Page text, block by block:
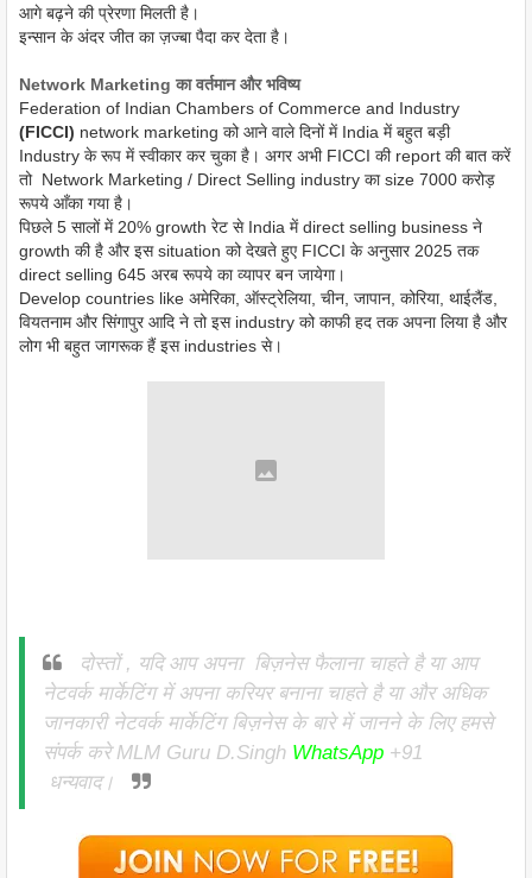
आगे बढ़ने की प्रेरणा मिलती है।
इन्सान के अंदर जीत का ज़ज्बा पैदा कर देता है।
Network Marketing का वर्तमान और भविष्य
Federation of Indian Chambers of Commerce and Industry
(FICCI) network marketing को आने वाले दिनों में India में बहुत बड़ी
Industry के रूप में स्वीकार कर चुका है। अगर अभी FICCI की report की बात करें
तो Network Marketing / Direct Selling industry का size 7000 करोड़
रूपये आँका गया है।
पिछले 5 सालों में 20% growth रेट से India में direct selling business ने
growth की है और इस situation को देखते हुए FICCI के अनुसार 2025 तक
direct selling 645 अरब रूपये का व्यापर बन जायेगा।
Develop countries like अमेरिका, ऑस्ट्रेलिया, चीन, जापान, कोरिया, थाईलैंड,
वियतनाम और सिंगापुर आदि ने तो इस industry को काफी हद तक अपना लिया है और
लोग भी बहुत जागरूक हैं इस industries से।
दोस्तों , यदि आप अपना बिज़नेस फैलाना चाहते है या आप
नेटवर्क मार्केटिंग में अपना करियर बनाना चाहते है या और अधिक
जानकारी नेटवर्क मार्केटिंग बिज़नेस के बारे में जानने के लिए हमसे
संपर्क करे MLM Guru D.Singh WhatsApp +91
धन्यवाद।